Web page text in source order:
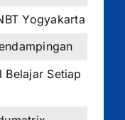
Yogyakarta
Belajar Setiap